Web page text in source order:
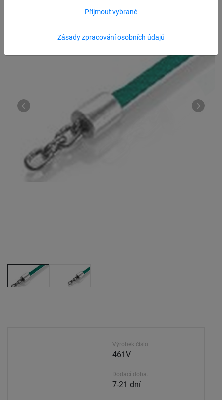
Zásady zpracování osobních údajů
Přijmout vybrané
Výrobek číslo
461V
Dodací doba.
7-21 dní